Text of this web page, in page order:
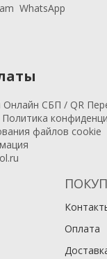
WhatsApp
Онлайн СБП / QR
Политика
файлов cookie
Оплата